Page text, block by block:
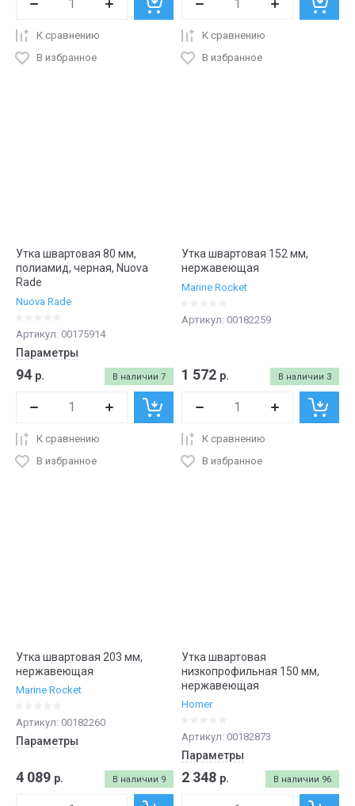
К сравнению
В избранное
К сравнению
В избранное
Утка швартовая 80 мм,
полиамид, черная, Nuova
Rade
Nuova Rade
Артикул: 00175914
Параметры
В наличии 7
94 р.
К сравнению
В избранное
Утка швартовая 152 мм,
нержавеющая
Marine Rocket
Артикул: 00182259
В наличии 3
1 572 р.
К сравнению
В избранное
Утка швартовая 203 мм,
нержавеющая
Marine Rocket
Артикул: 00182260
Параметры
В наличии 9
4 089 р.
Утка швартовая
низкопрофильная 150 мм,
нержавеющая
Homer
Артикул: 00182873
Параметры
В наличии 96
2 348 р.